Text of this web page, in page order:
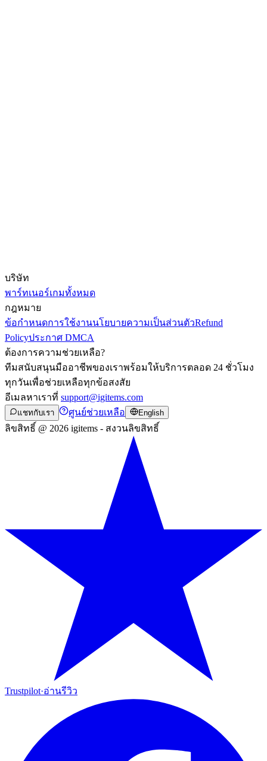
บริษัท
พาร์ทเนอร์เกมทั้งหมด
กฎหมาย
ข้อกำหนดการใช้งานนโยบายความเป็นส่วนตัวRefund
Policyประกาศ DMCA
ต้องการความช่วยเหลือ?
ทีมสนับสนุนมืออาชีพของเราพร้อมให้บริการตลอด 24 ชั่วโมง
ทุกวันเพื่อช่วยเหลือทุกข้อสงสัย
อีเมลหาเราที่ support@igitems.com
แชทกับเรา ศูนย์ช่วยเหลือ English
ลิขสิทธิ์ @ 2026 igitems - สงวนลิขสิทธิ์
Trustpilot·อ่านรีวิว